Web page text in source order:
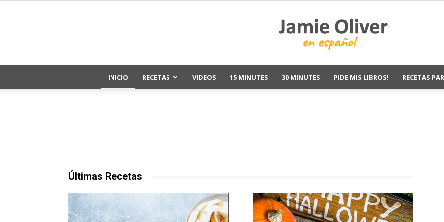
Jamie
Recetas
INICIO RECETAS VIDEOS 15 MINUTES 30 MINUTES PIDE MIS LIBROS! RECETAS
Últimas Recetas